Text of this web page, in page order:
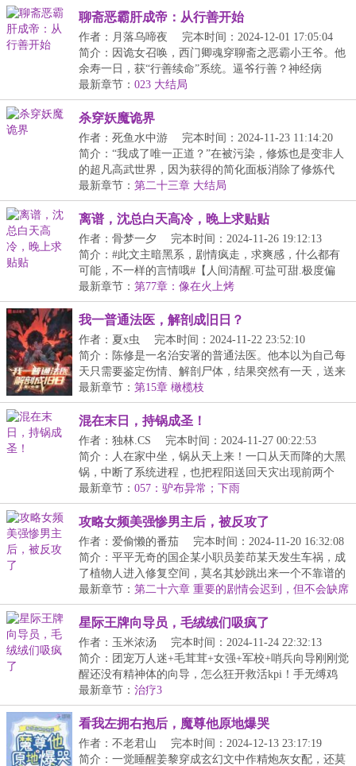
聊斋恶霸肝成帝：从行善开始
作者：月落乌啼夜
完本时间：2024-12-01 17:05:04
简介：因诡女召唤，西门卿魂穿聊斋之恶霸小王爷。他
余寿一日，获“行善续命”系统。逼爷行善？神经病
吗？...
最新章节： 023 大结局
杀穿妖魔诡界
作者：死鱼水中游
完本时间：2024-11-23 11:14:20
简介：“我成了唯一正道？”在被污染，修炼也是变非人
的超凡高武世界，因为获得的简化面板消除了修炼代
价...
最新章节： 第二十三章 大结局
离谱，沈总白天高冷，晚上求贴贴
作者：骨梦一夕
完本时间：2024-11-26 19:12:13
简介：#此文主暗黑系，剧情疯走，求爽感，什么都有
可能，不一样的言情哦#【人间清醒.可盐可甜.极度偏
执....
最新章节： 第77章：像在火上烤
我一普通法医，解剖成旧日？
作者：夏x虫
完本时间：2024-11-22 23:52:10
简介：陈修是一名治安署的普通法医。他本以为自己每
天只需要鉴定伤情、解剖尸体，结果突然有一天，送来
一...
最新章节： 第15章 橄榄枝
混在末日，持锅成圣！
作者：独林.CS
完本时间：2024-11-27 00:22:53
简介：人在家中坐，锅从天上来！一口从天而降的大黑
锅，中断了系统进程，也把程阳送回天灾出现前两个
月，...
最新章节： 057：驴布异常；下雨
攻略女频美强惨男主后，被反攻了
作者：爱偷懒的番茄
完本时间：2024-11-20 16:32:08
简介：平平无奇的国企某小职员姜茚某天发生车祸，成
了植物人进入修复空间，莫名其妙跳出来一个不靠谱的
系...
最新章节： 第二十六章 重要的剧情会迟到，但不会缺席
星际王牌向导员，毛绒绒们吸疯了
作者：玉米浓汤
完本时间：2024-11-24 22:32:13
简介：团宠万人迷+毛茸茸+女强+军校+哨兵向导刚刚觉
醒还没有精神体的向导，怎么狂开救活kpi！手无缚鸡
之...
最新章节： 治疗3
看我左拥右抱后，魔尊他原地爆哭
作者：不老君山
完本时间：2024-12-13 23:17:19
简介：一觉睡醒姜黎穿成玄幻文中作精炮灰女配，还莫